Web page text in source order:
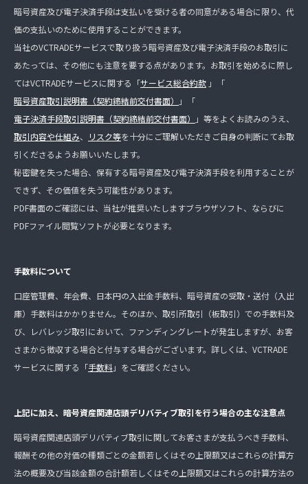
暗号資産及び電子決済手段は支払いを受ける者の同意がある場合に限り、代
価の支払いのために使用することができます。
当社のVCTRADEサービスで取り扱う暗号資産及び電子決済手段のお取引に
あたっては、その他にも注意を要する点があります。お取引を始めるに際し
てはVCTRADEサービスに関する「サービス総合約款 」「
暗号資産取引説明書（契約締結前交付書面）
」「
電子決済手段取引説明書（契約締結前交付書面）
」等をよくお読みのうえ、
取引内容や仕組み、 リスク等を十分にご理解いただきご自身の判断にてお取
引くださるようお願いいたします。
秘密鍵を失った場合、保有する暗号資産及び電子決済手段を利用することが
できず、その価値を失う可能性があります。
PDF書面のご確認には、当社が推奨いたしますブラウザソフト、ならびに
PDFファイル閲覧ソフトが必要となります。
手数料について
口座管理費、年会費、日本円の入出金手数料、暗号資産の受取・送付（入出
庫）手数料はかかりません。そのほか、取引所取引（板取引）での手数料及
び、レバレッジ取引において、ファンディングレートが発生しますが、お客
さまから徴収する場合と付与する場合がございます。詳しくは、VCTRADE
サービスに関する「手数料」をご確認ください。
上記に加え、暗号資産関連店頭デリバティブ取引を行う場合の主な注意点
暗号資産関連店頭デリバティブ取引に関してお客さまが支払うべき手数料、
報酬その他の対価の種類ごとの金額若しくはその上限額又はこれらの計算方
法の概要及び当該金額の合計額若しくはその上限額又はこれらの計算方法の